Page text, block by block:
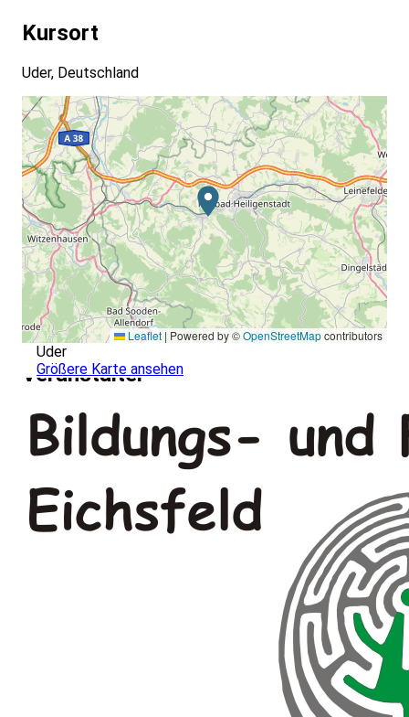
Kursort
Uder, Deutschland
Leaflet | Powered by ©OpenStreetMapcontributors
Uder
Größere Karte ansehen
Veranstalter